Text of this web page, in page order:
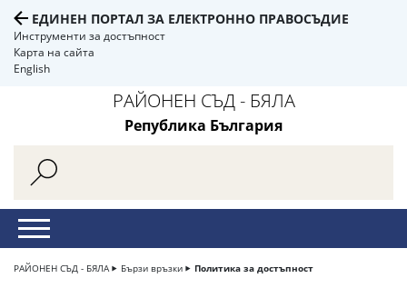
ЕДИНЕН ПОРТАЛ ЗА ЕЛЕКТРОННО ПРАВОСЪДИЕ
Инструменти за достъпност
Карта на сайта
English
РАЙОНЕН СЪД - БЯЛА
Република България
РАЙОНЕН СЪД - БЯЛА Бързи връзки Политика за достъпност